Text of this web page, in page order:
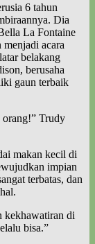
6 tahun
Dia
La Fontaine
acara
belakang
berusaha
gaun terbaik
orang!” Trudy
makan kecil di
impian
terbatas, dan
kekhawatiran di
bisa.”